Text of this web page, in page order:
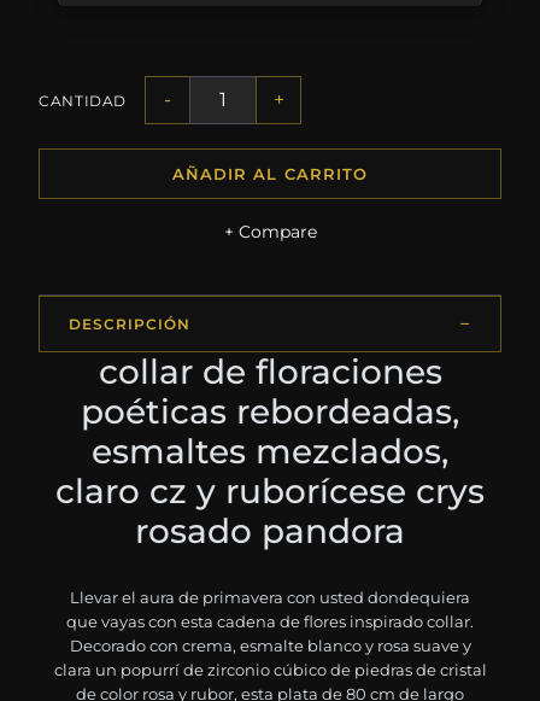
CANTIDAD - +
AÑADIR AL CARRITO
+ Compare
DESCRIPCIÓN
collar de floraciones
poéticas rebordeadas,
esmaltes mezclados,
claro cz y ruborícese crys
rosado pandora
Llevar el aura de primavera con usted dondequiera
que vayas con esta cadena de flores inspirado collar.
Decorado con crema, esmalte blanco y rosa suave y
clara un popurrí de zirconio cúbico de piedras de cristal
de color rosa y rubor, esta plata de 80 cm de largo